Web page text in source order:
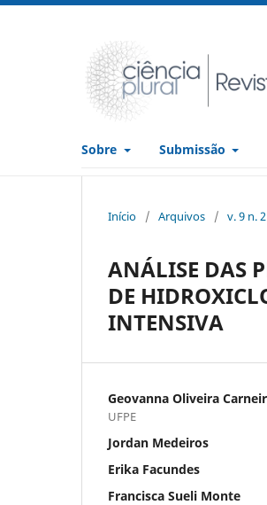
Sobre Submissão
Início / Arquivos / v. 9 n.
ANÁLISE DAS
DE
INTENSIVA
Geovanna Oliveira
UFPE
Jordan Medeiros
Erika Facundes
Francisca Sueli Monte